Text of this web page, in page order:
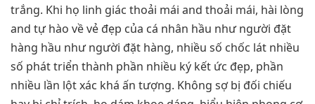
trắng. Khi họ linh giác thoải mái and thoải mái, hài lòng
and tự hào về vẻ đẹp của cá nhân hầu như người đặt
hàng hầu như người đặt hàng, nhiều số chốc lát nhiều
số phát triển thành phần nhiều ký kết ức đẹp, phần
nhiều lần lột xác khá ấn tượng. Không sợ bị đối chiếu